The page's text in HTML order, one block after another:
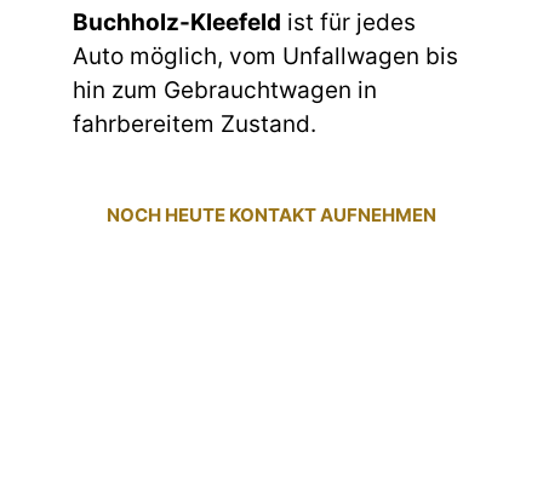
Buchholz-Kleefeld ist für jedes
Auto möglich, vom Unfallwagen bis
hin zum Gebrauchtwagen in
fahrbereitem Zustand.
NOCH HEUTE KONTAKT AUFNEHMEN